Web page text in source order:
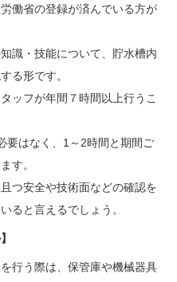
働省の登録が済んでいる方が
識・技能について、貯水槽内
る形です。
ッフが年間７時間以上行うこ
要はなく、1～2時間と期間ご
す。
つ安全や技術面などの確認を
ると言えるでしょう。
行う際は、保管庫や機械器具